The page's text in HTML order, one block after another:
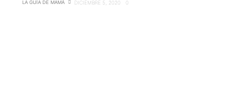
LA GUÍA DE MAMÁ DICIEMBRE 5, 2020 0